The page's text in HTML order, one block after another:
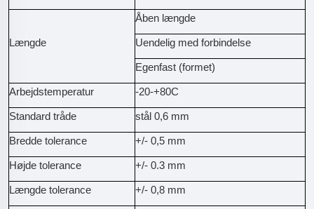
Længde
Åben længde
Uendelig med forbindelse
Egenfast (formet)
Arbejdstemperatur -20-+80C
Standard tråde stål 0,6 mm
Bredde tolerance +/- 0,5 mm
Højde tolerance +/- 0.3 mm
Længde tolerance +/- 0,8 mm